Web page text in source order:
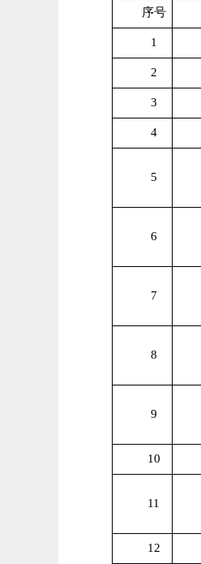
序号
1
2
3
4
5
6
7
8
9
10
11
12